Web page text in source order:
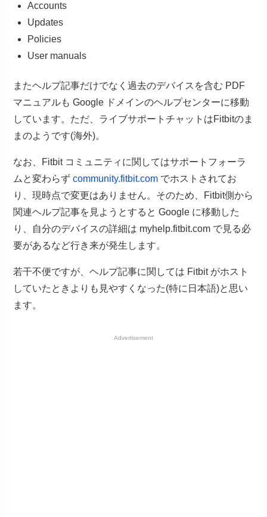
Accounts
Updates
Policies
User manuals
またヘルプ記事だけでなく過去のデバイスを含む PDF
マニュアルも Google ドメインのヘルプセンターに移動
しています。ただ、ライブサポートチャットはFitbitのま
まのようです(海外)。
なお、Fitbit コミュニティに関してはサポートフォーラ
ムと変わらずcommunity.fitbit.com でホストされてお
り、現時点で変更はありません。そのため、Fitbit側から
関連ヘルプ記事を見ようとすると Google に移動した
り、自分のデバイスの詳細は myhelp.fitbit.com で見る必
要があるなど行き来が発生します。
若干不便ですが、ヘルプ記事に関しては Fitbit がホスト
していたときよりも見やすくなった(特に日本語)と思い
ます。
Advertisement